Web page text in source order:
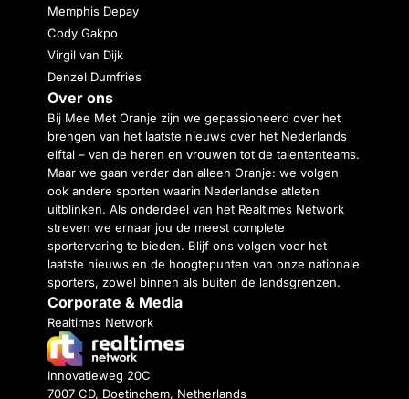
Memphis Depay
Cody Gakpo
Virgil van Dijk
Denzel Dumfries
Over ons
Bij Mee Met Oranje zijn we gepassioneerd over het
brengen van het laatste nieuws over het Nederlands
elftal – van de heren en vrouwen tot de talententeams.
Maar we gaan verder dan alleen Oranje: we volgen
ook andere sporten waarin Nederlandse atleten
uitblinken. Als onderdeel van het Realtimes Network
streven we ernaar jou de meest complete
sportervaring te bieden. Blijf ons volgen voor het
laatste nieuws en de hoogtepunten van onze nationale
sporters, zowel binnen als buiten de landsgrenzen.
Corporate & Media
Realtimes Network
Innovatieweg 20C
7007 CD, Doetinchem, Netherlands